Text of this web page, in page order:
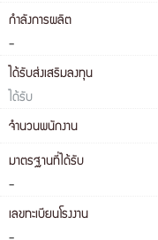
กำลังการผลิต
-
ได้รับส่งเสริมลงทุน
ได้รับ
จำนวนพนักงาน
มาตรฐานที่ได้รับ
-
เลขทะเบียนโรงงาน